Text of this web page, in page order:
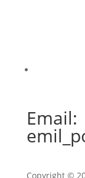
Email:
Copyright ©